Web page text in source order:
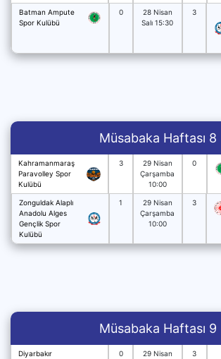
Batman Ampute
Spor Kulübü
0
28 Nisan
Salı 15:30
3
Müsabaka Haftası 8
Kahramanmaraş
Paravolley Spor
Kulübü
3
29 Nisan
Çarşamba
10:00
0
Zonguldak Alaplı
Anadolu Alges
Gençlik Spor
Kulübü
1
29 Nisan
Çarşamba
10:00
3
Müsabaka Haftası 9
Diyarbakır
0
29 Nisan
3